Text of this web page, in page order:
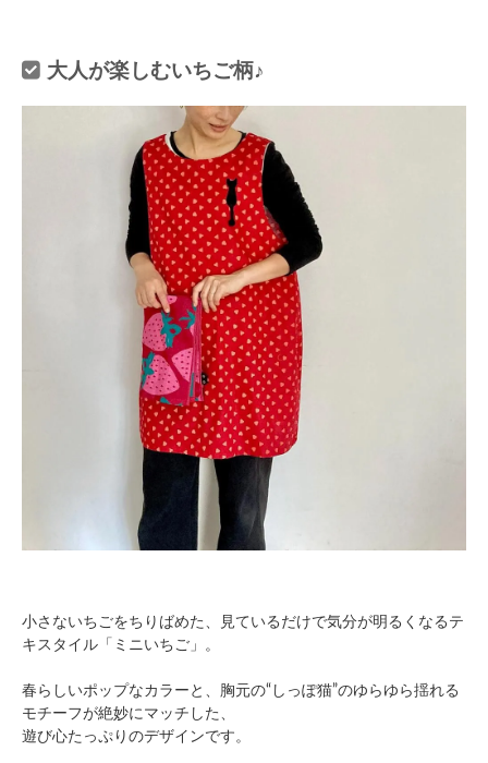
大人が楽しむいちご柄♪
小さないちごをちりばめた、見ているだけで気分が明るくなるテ
キスタイル「ミニいちご」。
春らしいポップなカラーと、胸元の“しっぽ猫”のゆらゆら揺れる
モチーフが絶妙にマッチした、
遊び心たっぷりのデザインです。